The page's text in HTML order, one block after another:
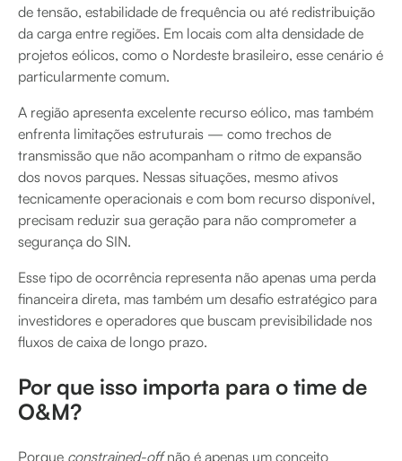
de tensão, estabilidade de frequência ou até redistribuição
da carga entre regiões. Em locais com alta densidade de
projetos eólicos, como o Nordeste brasileiro, esse cenário é
particularmente comum.
A região apresenta excelente recurso eólico, mas também
enfrenta limitações estruturais — como trechos de
transmissão que não acompanham o ritmo de expansão
dos novos parques. Nessas situações, mesmo ativos
tecnicamente operacionais e com bom recurso disponível,
precisam reduzir sua geração para não comprometer a
segurança do SIN.
Esse tipo de ocorrência representa não apenas uma perda
financeira direta, mas também um desafio estratégico para
investidores e operadores que buscam previsibilidade nos
fluxos de caixa de longo prazo.
Por que isso importa para o time de
O&M?
Porque constrained-offnão é apenas um conceito